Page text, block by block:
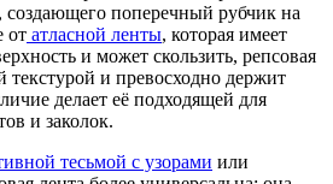
создающего поперечный рубчик на
от атласной ленты, которая имеет
и может скользить, репсовая
текстурой и превосходно держит
делает её подходящей для
и заколок.
тесьмой с узорами или